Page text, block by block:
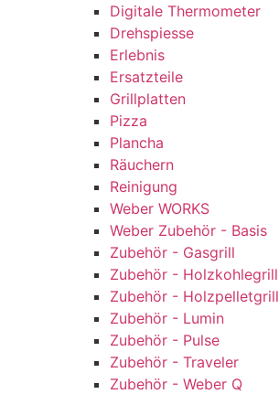
Digitale Thermometer
Drehspiesse
Erlebnis
Ersatzteile
Grillplatten
Pizza
Plancha
Räuchern
Reinigung
Weber WORKS
Weber Zubehör - Basis
Zubehör - Gasgrill
Zubehör - Holzkohlegrill
Zubehör - Holzpelletgrill
Zubehör - Lumin
Zubehör - Pulse
Zubehör - Traveler
Zubehör - Weber Q